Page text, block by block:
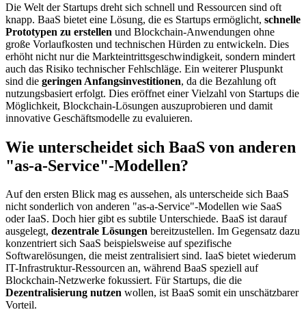
Die Welt der Startups dreht sich schnell und Ressourcen sind oft
knapp. BaaS bietet eine Lösung, die es Startups ermöglicht, schnelle
Prototypen zu erstellen und Blockchain-Anwendungen ohne
große Vorlaufkosten und technischen Hürden zu entwickeln. Dies
erhöht nicht nur die Markteintrittsgeschwindigkeit, sondern mindert
auch das Risiko technischer Fehlschläge. Ein weiterer Pluspunkt
sind die geringen Anfangsinvestitionen, da die Bezahlung oft
nutzungsbasiert erfolgt. Dies eröffnet einer Vielzahl von Startups die
Möglichkeit, Blockchain-Lösungen auszuprobieren und damit
innovative Geschäftsmodelle zu evaluieren.
Wie unterscheidet sich BaaS von anderen
"as-a-Service"-Modellen?
Auf den ersten Blick mag es aussehen, als unterscheide sich BaaS
nicht sonderlich von anderen "as-a-Service"-Modellen wie SaaS
oder IaaS. Doch hier gibt es subtile Unterschiede. BaaS ist darauf
ausgelegt, dezentrale Lösungen bereitzustellen. Im Gegensatz dazu
konzentriert sich SaaS beispielsweise auf spezifische
Softwarelösungen, die meist zentralisiert sind. IaaS bietet wiederum
IT-Infrastruktur-Ressourcen an, während BaaS speziell auf
Blockchain-Netzwerke fokussiert. Für Startups, die die
Dezentralisierung nutzen wollen, ist BaaS somit ein unschätzbarer
Vorteil.